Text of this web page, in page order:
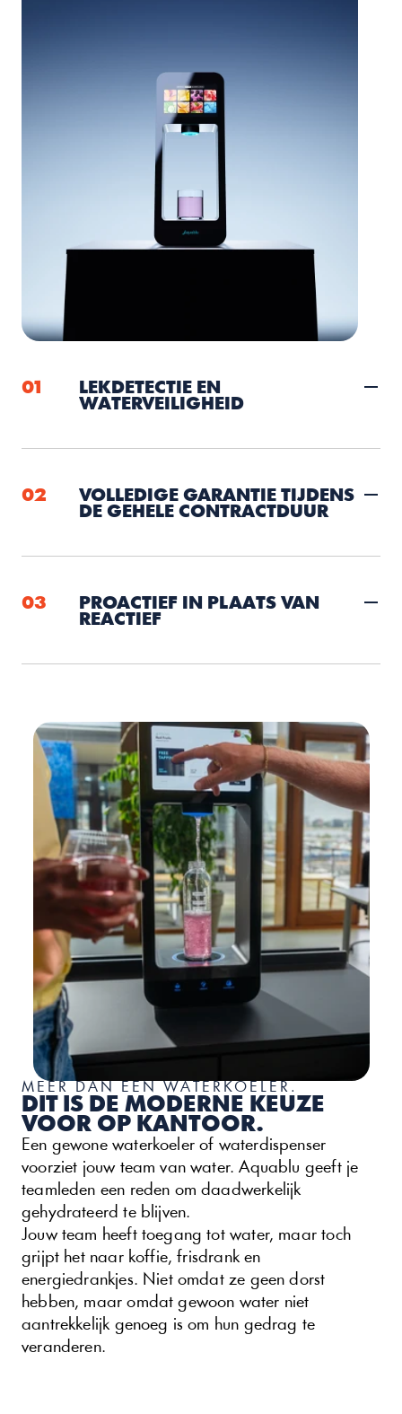
01
LEKDETECTIE EN
WATERVEILIGHEID
02
VOLLEDIGE GARANTIE TIJDENS
DE GEHELE CONTRACTDUUR
03
PROACTIEF IN PLAATS VAN
REACTIEF
MEER DAN EEN WATERKOELER.
DIT IS DE MODERNE KEUZE
VOOR OP KANTOOR.
Een gewone waterkoeler of waterdispenser
voorziet jouw team van water. Aquablu geeft je
teamleden een reden om daadwerkelijk
gehydrateerd te blijven.
Jouw team heeft toegang tot water, maar toch
grijpt het naar koffie, frisdrank en
energiedrankjes. Niet omdat ze geen dorst
hebben, maar omdat gewoon water niet
aantrekkelijk genoeg is om hun gedrag te
veranderen.